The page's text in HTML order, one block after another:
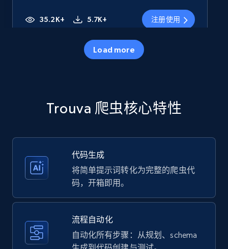
35.2K+ 5.7K+ 注册使用
price, Currency, Availability, Reviews count, and
Amazon products - Collects products by
Title, Seller name, Brand, Description, Initial
price, Currency, Availability, Reviews count, and
Load more
Trouva 爬虫核心特性
代码生成
将简单提示词转化为完整的爬虫代
码，开箱即用。
流程自动化
自动化所有步骤：从规划、schema